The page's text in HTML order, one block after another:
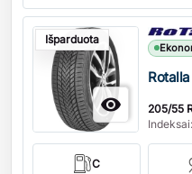
Išparduota
 205/55
Indeksai:
C
Kiekis